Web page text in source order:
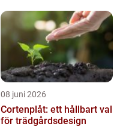
08 juni 2026
Cortenplåt: ett hållbart val
för trädgårdsdesign